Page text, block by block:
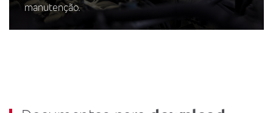
manutenção.